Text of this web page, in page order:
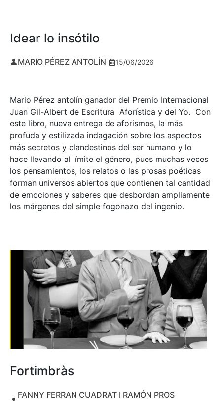
Idear lo insótilo
MARIO PÉREZ ANTOLÍN 15/06/2026
Mario Pérez antolín ganador del Premio Internacional
Juan Gil-Albert de Escritura Aforística y del Yo. Con
este libro, nueva entrega de aforismos, la más
profuda y estilizada indagación sobre los aspectos
más secretos y clandestinos del ser humano y lo
hace llevando al límite el género, pues muchas veces
los pensamientos, los relatos o las prosas poéticas
forman universos abiertos que contienen tal cantidad
de emociones y saberes que desbordan ampliamente
los márgenes del simple fogonazo del ingenio.
Fortimbràs
FANNY FERRAN CUADRAT I RAMÓN PROS